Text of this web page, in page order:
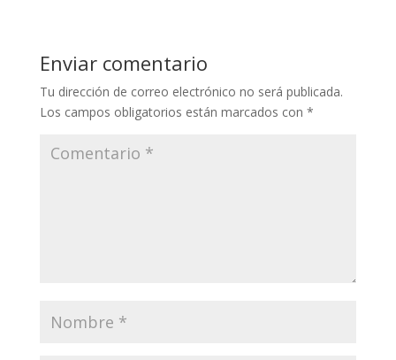
Enviar comentario
Tu dirección de correo electrónico no será publicada.
Los campos obligatorios están marcados con *